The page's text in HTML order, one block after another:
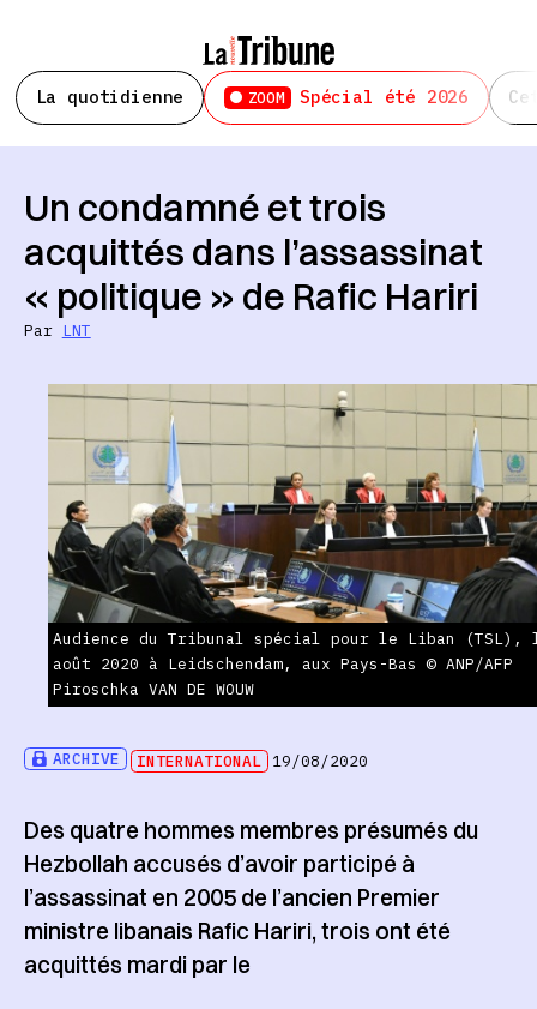
La quotidienne ZOOM Spécial été 2026
ARCHIVE INTERNATIONAL 19/08/2020
Un condamné et trois
acquittés dans l’assassinat
« politique » de Rafic Hariri
Par LNT
Audience du Tribunal spécial pour le Liban (TSL),
août 2020 à Leidschendam, aux Pays-Bas © ANP/AFP
Piroschka VAN DE WOUW
Des quatre hommes membres présumés du
Hezbollah accusés d’avoir participé à
l’assassinat en 2005 de l’ancien Premier
ministre libanais Rafic Hariri, trois ont été
acquittés mardi par le